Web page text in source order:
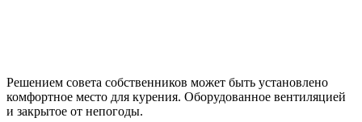
Решением совета собственников может быть установлено
комфортное место для курения. Оборудованное вентиляцией
и закрытое от непогоды.